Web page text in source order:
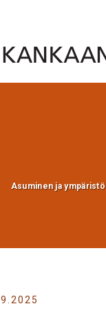
Asuminen ja ympäristö